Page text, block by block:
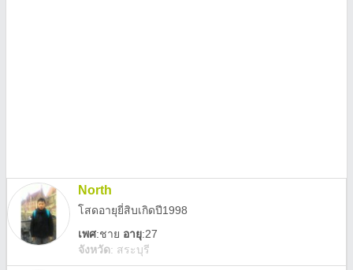
North
โสดอายุยี่สิบเกิดปี1998
เพศ:ชาย อายุ:27
จังหวัด: สระบุรี